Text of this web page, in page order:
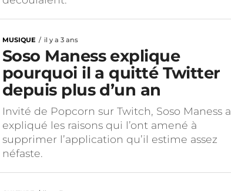
MUSIQUE il y a 3 ans
Soso Maness explique
pourquoi il a quitté Twitter
depuis plus d’un an
Invité de Popcorn sur Twitch, Soso Maness a
expliqué les raisons qui l’ont amené à
supprimer l’application qu’il estime assez
néfaste.